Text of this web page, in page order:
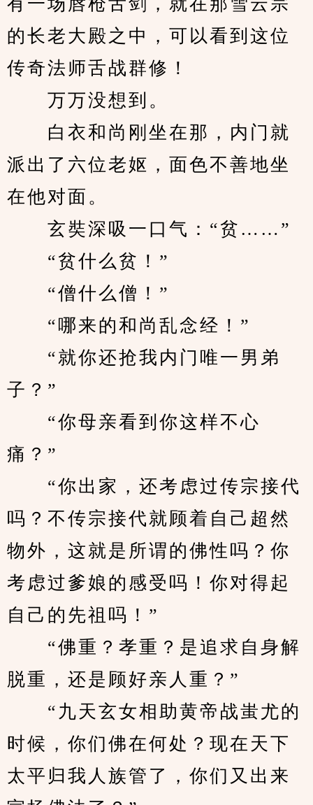
的长老大殿之中，可以看到这位
传奇法师舌战群修！
万万没想到。
白衣和尚刚坐在那，内门就
派出了六位老妪，面色不善地坐
在他对面。
玄奘深吸一口气：“贫……”
“贫什么贫！”
“僧什么僧！”
“哪来的和尚乱念经！”
“就你还抢我内门唯一男弟
子？”
“你母亲看到你这样不心
痛？”
“你出家，还考虑过传宗接代
吗？不传宗接代就顾着自己超然
物外，这就是所谓的佛性吗？你
考虑过爹娘的感受吗！你对得起
自己的先祖吗！”
“佛重？孝重？是追求自身解
脱重，还是顾好亲人重？”
“九天玄女相助黄帝战蚩尤的
时候，你们佛在何处？现在天下
太平归我人族管了，你们又出来